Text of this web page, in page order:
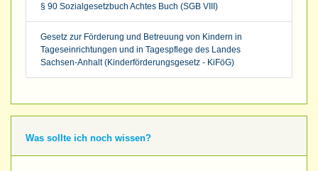
§ 90 Sozialgesetzbuch Achtes Buch (SGB VIII)
Gesetz zur Förderung und Betreuung von Kindern in
Tageseinrichtungen und in Tagespflege des Landes
Sachsen-Anhalt (Kinderförderungsgesetz - KiFöG)
Was sollte ich noch wissen?